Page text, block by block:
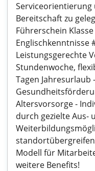
Serviceorientierung
Bereitschaft zu
Führerschein
Englischkenntnisse
Leistungsgerechte
Stundenwoche,
Tagen
Altersvorsorge -
durch gezielte Aus-
Modell für
weitere Benefits!